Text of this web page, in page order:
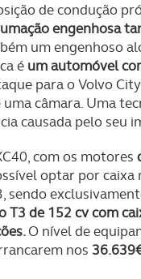
de condução
engenhosa
um engenhoso
é um automóvel
para o Volvo
câmara. Uma
causada pelo seu
com os motores
optar por caixa
sendo
T3 de 152 cv com
O nível de
nos